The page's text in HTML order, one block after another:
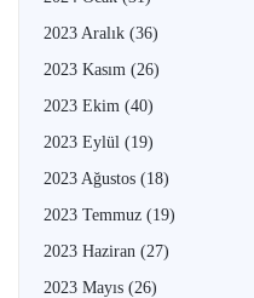
2023 Aralık (36)
2023 Kasım (26)
2023 Ekim (40)
2023 Eylül (19)
2023 Ağustos (18)
2023 Temmuz (19)
2023 Haziran (27)
2023 Mayıs (26)